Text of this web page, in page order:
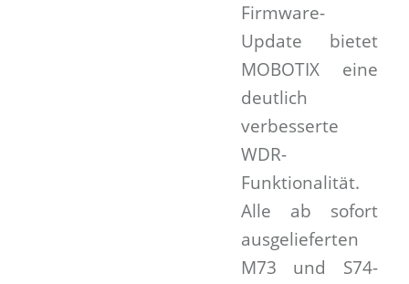
Firmware-
Update bietet
MOBOTIX eine
deutlich
verbesserte
WDR-
Funktionalität.
Alle ab sofort
ausgelieferten
M73 und S74-